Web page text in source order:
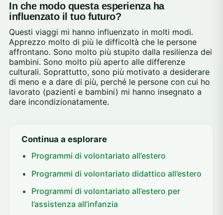
In che modo questa esperienza ha
influenzato il tuo futuro?
Questi viaggi mi hanno influenzato in molti modi.
Apprezzo molto di più le difficoltà che le persone
affrontano. Sono molto più stupito dalla resilienza dei
bambini. Sono molto più aperto alle differenze
culturali. Soprattutto, sono più motivato a desiderare
di meno e a dare di più, perché le persone con cui ho
lavorato (pazienti e bambini) mi hanno insegnato a
dare incondizionatamente.
Continua a esplorare
Programmi di volontariato all’estero
Programmi di volontariato didattico all’estero
Programmi di volontariato all’estero per
l’assistenza all’infanzia